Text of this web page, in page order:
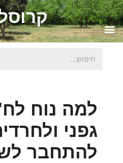
למה נוח
גפני
להתחבר